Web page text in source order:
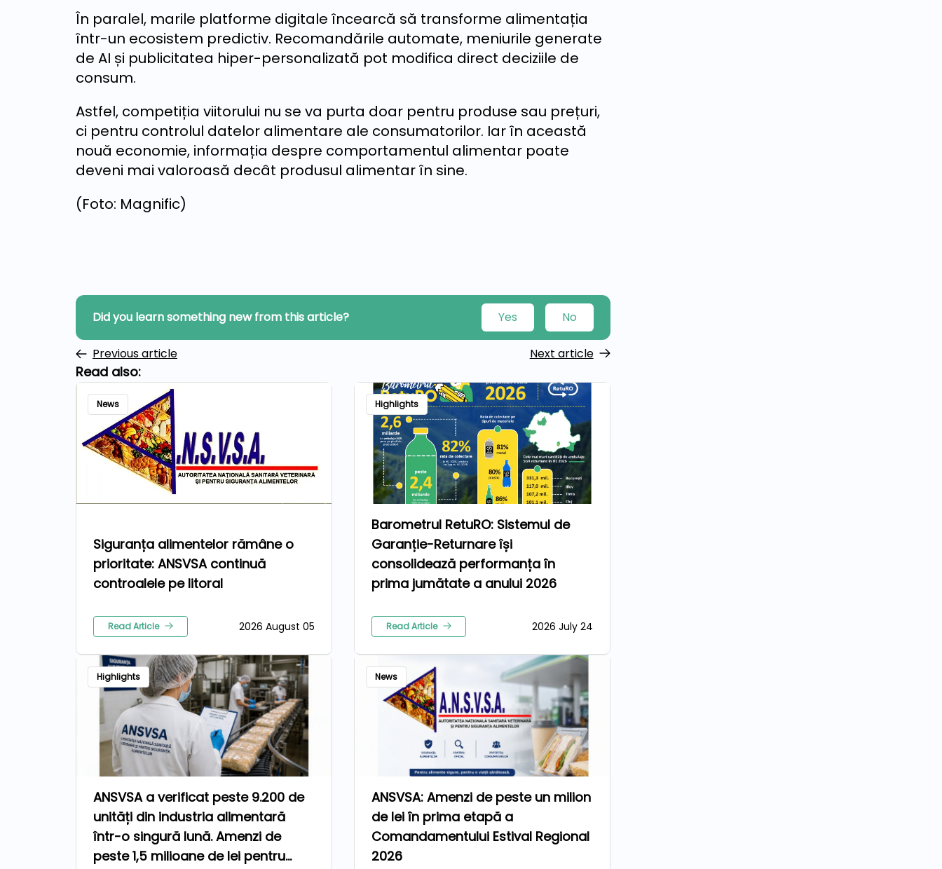
În paralel, marile platforme digitale încearcă să transforme alimentația
într-un ecosistem predictiv. Recomandările automate, meniurile generate
de AI și publicitatea hiper-personalizată pot modifica direct deciziile de
consum.
Astfel, competiția viitorului nu se va purta doar pentru produse sau prețuri,
ci pentru controlul datelor alimentare ale consumatorilor. Iar în această
nouă economie, informația despre comportamentul alimentar poate
deveni mai valoroasă decât produsul alimentar în sine.
(Foto: Magnific)
Did you learn something new from this article? Yes No
Previous article Next article
Read also:
News
Siguranța alimentelor rămâne o
prioritate: ANSVSA continuă
controalele pe litoral
Read Article 2026 August 05
Highlights
Barometrul RetuRO: Sistemul de
Garanție-Returnare își
consolidează performanța în
prima jumătate a anului 2026
Read Article 2026 July 24
Highlights
ANSVSA a verificat peste 9.200 de
unități din industria alimentară
într-o singură lună. Amenzi de
peste 1,5 milioane de lei pentru
News
ANSVSA: Amenzi de peste un milion
de lei în prima etapă a
Comandamentului Estival Regional
2026